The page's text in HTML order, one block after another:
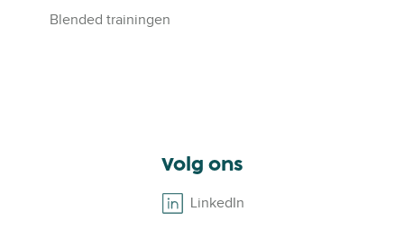
Blended trainingen
Volg ons
LinkedIn